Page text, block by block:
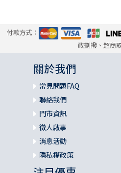
付款方式：
政劃撥、超商
關於我們
常見問題FAQ
聯絡我們
門市資訊
徵人啟事
消息活動
隱私權政策